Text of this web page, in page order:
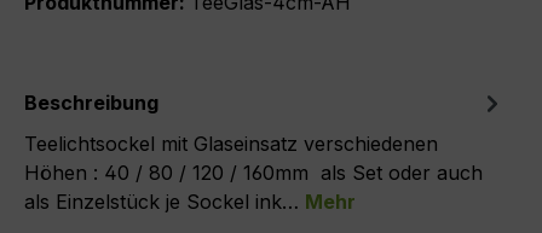
Beschreibung
Teelichtsockel mit Glaseinsatz verschiedenen
Höhen : 40 / 80 / 120 / 160mm als Set oder auch
als Einzelstück je Sockel ink… Mehr